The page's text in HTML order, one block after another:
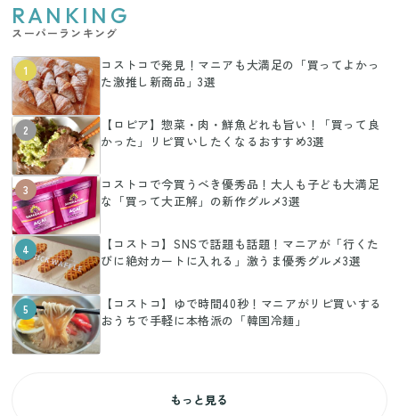
RANKING
スーパーランキング
1
コストコで発見！マニアも大満足の「買ってよかっ
た激推し新商品」3選
2
【ロピア】惣菜・肉・鮮魚どれも旨い！「買って良
かった」リピ買いしたくなるおすすめ3選
3
コストコで今買うべき優秀品！大人も子ども大満足
な「買って大正解」の新作グルメ3選
4
【コストコ】SNSで話題も話題！マニアが「行くた
びに絶対カートに入れる」激うま優秀グルメ3選
5
【コストコ】ゆで時間40秒！マニアがリピ買いする
おうちで手軽に本格派の「韓国冷麺」
もっと見る